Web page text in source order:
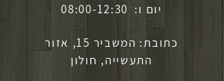
יום ו: 08:00-12:30
כתובת: המשביר 15, אזור
התעשייה, חולון